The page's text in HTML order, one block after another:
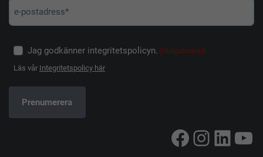
Jag godkänner integritetspolicyn. (Obligatoriskt)
Läs vår Integritetspolicy här
Facebook